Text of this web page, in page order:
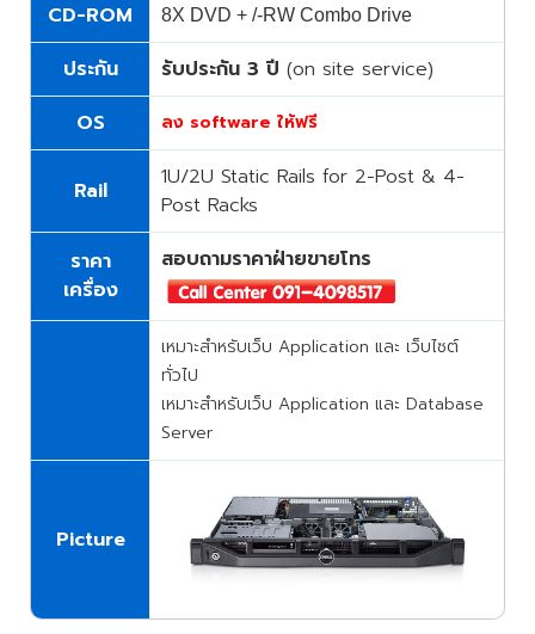
CD-ROM
8X DVD + /-RW Combo Drive
ประกัน รับประกัน 3 ปี (on site service)
OS
ลง software ให้ฟรี
Rail
1U/2U Static Rails for 2-Post & 4-
Post Racks
ราคา
เครื่อง
สอบถามราคาฝ่ายขายโทร
เหมาะสำหรับเว็บ Application และ เว็บไซต์
ทั่วไป
เหมาะสำหรับเว็บ Application และ Database
Server
Picture